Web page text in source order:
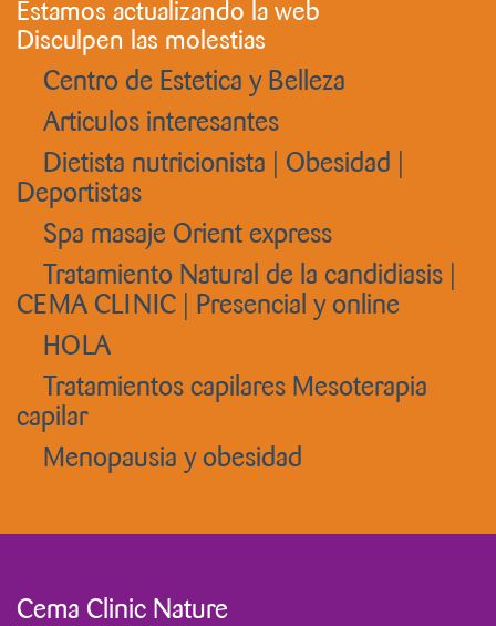
Estamos actualizando la web
Disculpen las molestias
Centro de Estetica y Belleza
Articulos interesantes
Dietista nutricionista | Obesidad |
Deportistas
Spa masaje Orient express
Tratamiento Natural de la candidiasis |
CEMA CLINIC | Presencial y online
HOLA
Tratamientos capilares Mesoterapia
capilar
Menopausia y obesidad
Cema Clinic Nature